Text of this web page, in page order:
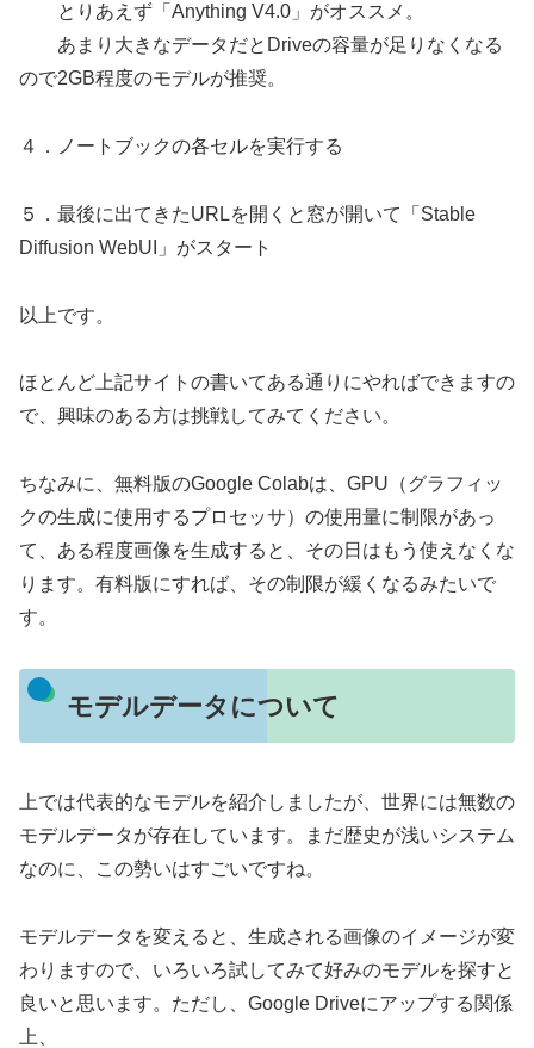
とりあえず「Anything V4.0」がオススメ。
あまり大きなデータだとDriveの容量が足りなくなる
ので2GB程度のモデルが推奨。
４．ノートブックの各セルを実行する
５．最後に出てきたURLを開くと窓が開いて「Stable
Diffusion WebUI」がスタート
以上です。
ほとんど上記サイトの書いてある通りにやればできますの
で、興味のある方は挑戦してみてください。
ちなみに、無料版のGoogle Colabは、GPU（グラフィッ
クの生成に使用するプロセッサ）の使用量に制限があっ
て、ある程度画像を生成すると、その日はもう使えなくな
ります。有料版にすれば、その制限が緩くなるみたいで
す。
モデルデータについて
上では代表的なモデルを紹介しましたが、世界には無数の
モデルデータが存在しています。まだ歴史が浅いシステム
なのに、この勢いはすごいですね。
モデルデータを変えると、生成される画像のイメージが変
わりますので、いろいろ試してみて好みのモデルを探すと
良いと思います。ただし、Google Driveにアップする関係
上、